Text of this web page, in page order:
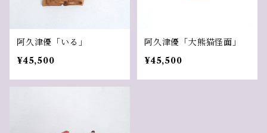
阿久津優「いる」
¥45,500
阿久津優「大熊猫怪面」
¥45,500